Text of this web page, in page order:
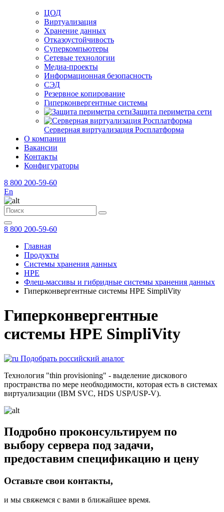
ЦОД
Виртуализация
Хранение данных
Отказоустойчивость
Суперкомпьютеры
Сетевые технологии
Медиа-проекты
Информационная безопасность
СЭД
Резервное копирование
Гиперконвергентные системы
Защита периметра сети
Серверная виртуализация Росплатформа
О компании
Вакансии
Контакты
Конфигураторы
8 800 200-59-60
En
8 800 200-59-60
Главная
Продукты
Системы хранения данных
HPE
Флеш-массивы и гибридные системы хранения данных
Гиперконвергентные системы HPE SimpliVity
Гиперконвергентные
системы HPE SimpliVity
Подобрать российский аналог
Технология "thin provisioning" - выделение дискового
пространства по мере необходимости, которая есть в системах
виртуализации (IBM SVC, HDS USP/USP-V).
Подробно проконсультируем по
выбору сервера под задачи,
предоставим спецификацию и цену
Оставьте свои контакты,
и мы свяжемся с вами в ближайшее время.